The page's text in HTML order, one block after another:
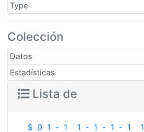
Type
Colección
Datos
Estadísticas
Lista de
$ 0 1 - 1 1 - 1 - 1 - 1 1